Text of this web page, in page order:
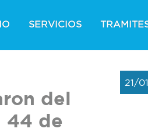
SERVICIOS
21/
del
44 de